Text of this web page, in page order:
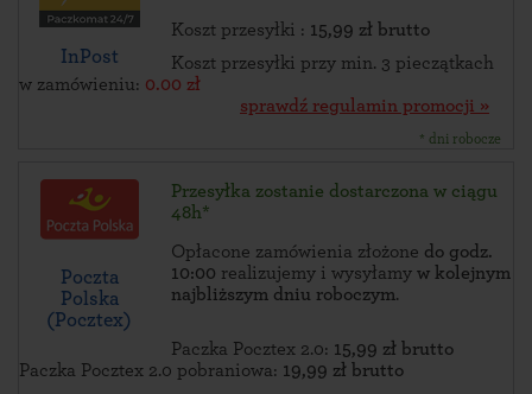
InPost
Koszt przesyłki : 15,99 zł brutto
Koszt przesyłki przy min. 3 pieczątkach
w zamówieniu: 0.00 zł
sprawdź regulamin promocji »
* dni robocze
Poczta
Polska
(Pocztex)
Przesyłka zostanie dostarczona w ciągu
48h*
Opłacone zamówienia złożone do godz.
10:00 realizujemy i wysyłamy w kolejnym
najbliższym dniu roboczym.
Paczka Pocztex 2.0: 15,99 zł brutto
Paczka Pocztex 2.0 pobraniowa: 19,99 zł brutto